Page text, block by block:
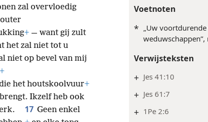
Voetnoten
* „Uw
Verwijsteksten
+ Jes 41:10
+ Jes 61:7
+ 1Pe 2:6
zal overvloedig
+ — want gij zult
het zal niet tot u
niet op bevel van mij
+
het houtskoolvuur+
Ikzelf heb ook
17 Geen enkel